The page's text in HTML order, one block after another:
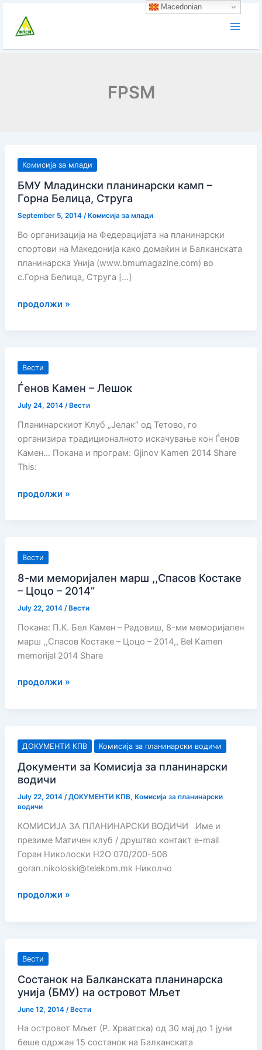
content
FPSM
Комисија за млади
БМУ Младински планинарски камп –
Горна Белица, Струга
September 5, 2014 /Комисија за млади
Во организација на Федерацијата на планинарски
спортови на Македонија како домаќин и Балканската
планинарска Унија (www.bmumagazine.com) во
с.Горна Белица, Струга […]
БМУ
–
Горна
Белица,
Струга
продолжи »
Вести
Ѓeнов Камен – Лешок
July 24, 2014 /Вести
Планинарскиот Клуб „Јелак“ од Тетово, го
организира традиционалното искачување кон Ѓeнов
Камен… Покана и програм: Gjinov Kamen 2014 Share
This:
Ѓeнов
продолжи »
Вести
8-ми меморијален марш ,,Спасов Костаке
– Цоцо – 2014”
July 22, 2014 /Вести
Покана: П.К. Бел Камен – Радовиш, 8-ми меморијален
марш ,,Спасов Костаке – Цоцо – 2014,, Bel Kamen
memorijal 2014 Share
8-
,,Спасов
Костаке
–
Цоцо
–
2014”
продолжи »
ДОКУМЕНТИ КПВ Комисија за планинарски водичи
Документи за Комисија за планинарски
водичи
July 22, 2014 /ДОКУМЕНТИ КПВ, Комисија за планинарски
водичи
КОМИСИЈА ЗА ПЛАНИНАРСКИ ВОДИЧИ Име и
презиме Матичен клуб / друштво контакт e-mail
Горан Николоски H2О 070/200-506
goran.nikoloski@telekom.mk Николчо
Документи
планинарски
водичи
продолжи »
Вести
Состанок на Балканската планинарска
унија (БМУ) на островот Мљет
June 12, 2014 /Вести
На островот Мљет (Р. Хрватска) од 30 мај до 1 јуни
беше одржан 15 состанок на Балканската
Macedonian